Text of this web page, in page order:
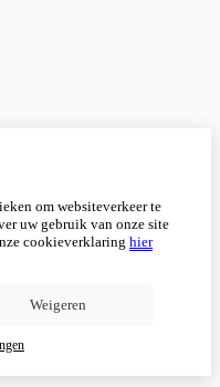
om websiteverkeer te
uw gebruik van onze site
cookieverklaring hier
Weigeren